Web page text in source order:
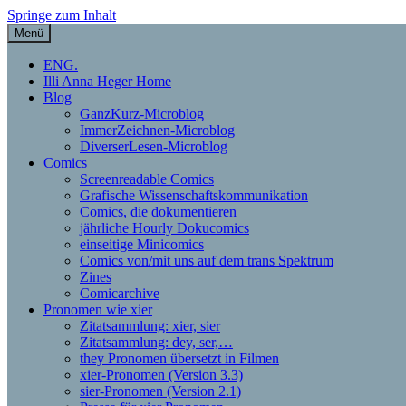
Springe zum Inhalt
Illi Anna Heger – Grafische
Menü
ENG.
Illi Anna Heger Home
Blog
GanzKurz-Microblog
ImmerZeichnen-Microblog
DiverserLesen-Microblog
Comics
Screenreadable Comics
Grafische Wissenschaftskommunikation
Comics, die dokumentieren
jährliche Hourly Dokucomics
einseitige Minicomics
Comics von/mit uns auf dem trans Spektrum
Zines
Comicarchive
Pronomen wie xier
Zitatsammlung: xier, sier
Zitatsammlung: dey, ser,…
they Pronomen übersetzt in Filmen
xier-Pronomen (Version 3.3)
sier-Pronomen (Version 2.1)